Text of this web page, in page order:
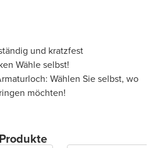
und kratzfest
Wähle selbst!
Wählen Sie selbst, wo
möchten!